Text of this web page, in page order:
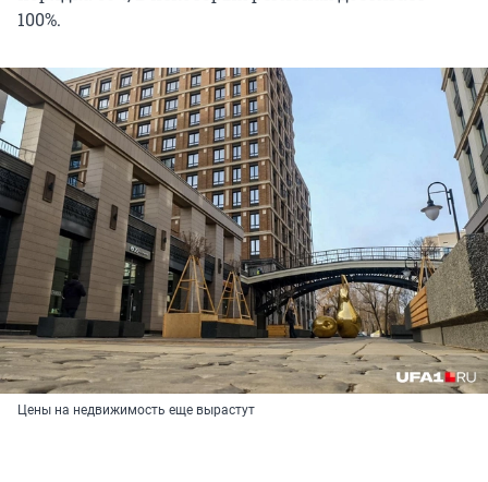
100%.
Цены на недвижимость еще вырастут